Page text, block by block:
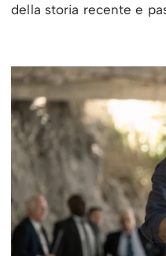
della storia recente e